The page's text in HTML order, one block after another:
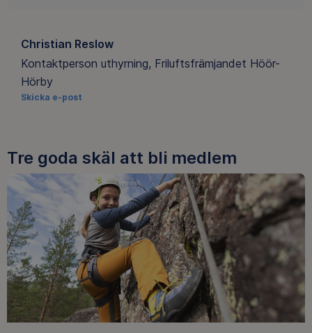
Christian Reslow
Kontaktperson uthyrning, Friluftsfrämjandet Höör-
Hörby
Skicka e-post
Tre goda skäl att bli medlem